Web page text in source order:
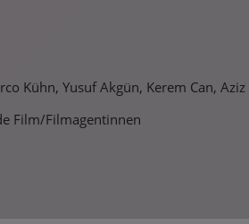
Kühn, Yusuf Akgün, Kerem Can,
Film/Filmagentinnen